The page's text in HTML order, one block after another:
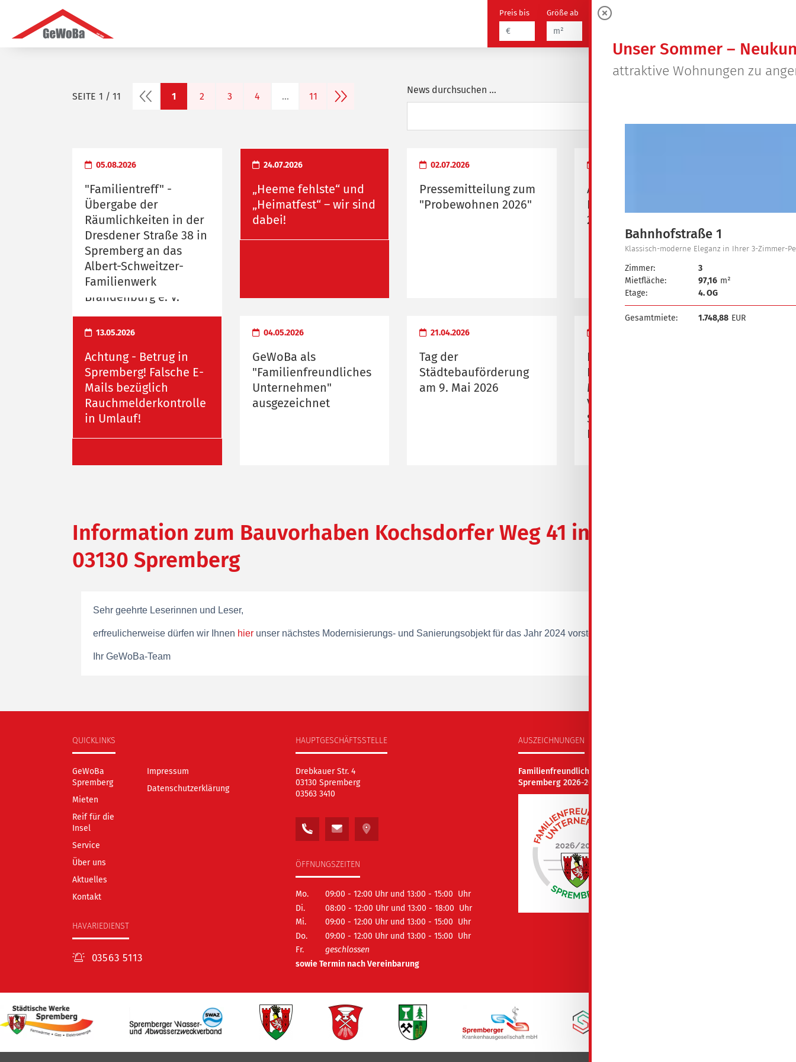
Preis bis Größe ab Zimmer
SEITE 1 / 11 vorherige Seite
1 2 3 4 … 11
News durchsuchen ...
05.08.2026
"Familientreff" -
Übergabe der
Räumlichkeiten in der
Dresdener Straße 38 in
Spremberg an das
Albert-Schweitzer-
Familienwerk
Brandenburg e. V.
24.07.2026
„Heeme fehlste“ und
„Heimatfest“ – wir sind
dabei!
02.07.2026
Pressemitteilung zum
"Probewohnen 2026"
Abschaltung
Fernwärme vom
29.06.2026 - 02.07.2026
13.05.2026
Achtung - Betrug in
Spremberg! Falsche E-
Mails bezüglich
Rauchmelderkontrolle
in Umlauf!
04.05.2026
GeWoBa als
"Familienfreundliches
Unternehmen"
ausgezeichnet
21.04.2026
Tag der
Städtebauförderung
am 9. Mai 2026
Pressemitteilung zur
Eröffnung des neuen
Medizinischen
Versorgungszentrums
Spremberg,
Bahnhofstraße 1/2
Information zum Bauvorhaben Kochsdorfer Weg 41 in
03130 Spremberg
Sehr geehrte Leserinnen und Leser,
erfreulicherweise dürfen wir Ihnen hier unser nächstes Modernisierungs- und Sanierungsobjekt für das Jahr 2024 vorstellen.
Ihr GeWoBa-Team
QUICKLINKS
GeWoBa
Spremberg
Mieten
Reif für die
Insel
Service
Über uns
Aktuelles
Kontakt
Impressum
Datenschutzerklärung
HAVARIEDIENST
03563 5113
HAUPTGESCHÄFTSSTELLE
Drebkauer Str. 4
03130 Spremberg
03563 3410
ÖFFNUNGSZEITEN
Mo.
09:00 - 12:00 Uhr und 13:00 - 15:00 Uhr
Di.
08:00 - 12:00 Uhr und 13:00 - 18:00 Uhr
Mi.
09:00 - 12:00 Uhr und 13:00 - 15:00 Uhr
Do.
09:00 - 12:00 Uhr und 13:00 - 15:00 Uhr
Fr.
geschlossen
sowie Termin nach Vereinbarung
AUSZEICHNUNGEN
Familienfreundliches Unternehmen
Spremberg 2026-2027
Unser Sommer –
attraktive Wohnungen zu
Bahnhofstraße 1
Klassisch-moderne Eleganz in Ihrer 3-Zimmer-
Zimmer:
3
Mietfläche:
97,16 m²
Etage:
4. OG
Gesamtmiete: 1.748,88 EUR